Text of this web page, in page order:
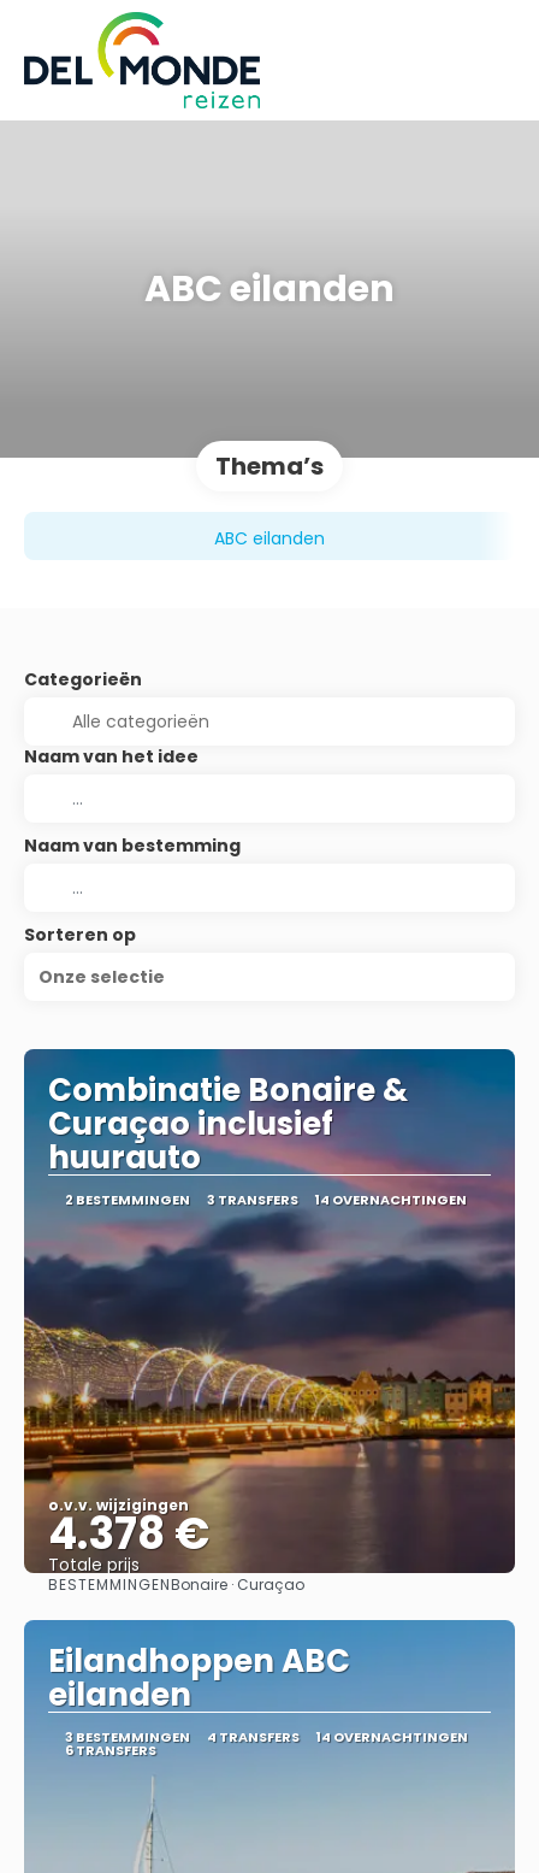
ABC eilanden
Thema’s
ABC eilanden
Categorieën
Naam van het idee
Naam van bestemming
Sorteren op
Onze selectie
Combinatie Bonaire &
Curaçao inclusief
huurauto
2 BESTEMMINGEN 3 TRANSFERS 14 OVERNACHTINGEN
o.v.v. wijzigingen
4.378 €
Totale prijs
Bekijk
BESTEMMINGENBonaire · Curaçao
Eilandhoppen ABC
eilanden
3 BESTEMMINGEN 4 TRANSFERS 14 OVERNACHTINGEN
6 TRANSFERS